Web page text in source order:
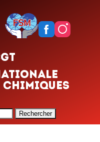
CHIMIQUES